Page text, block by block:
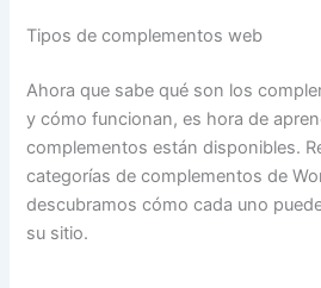
Tipos de complementos web
Ahora que sabe qué son los
y cómo funcionan, es hora de
complementos están disponibles.
categorías de complementos de
descubramos cómo cada uno
su sitio.